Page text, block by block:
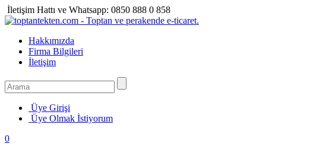
İletişim Hattı ve Whatsapp: 0850 888 0 858
Hakkımızda
Firma Bilgileri
İletişim
Üye Girişi
Üye Olmak İstiyorum
0